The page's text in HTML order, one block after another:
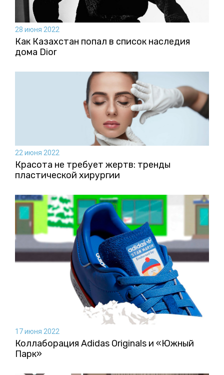
28 июня 2022
Как Казахстан попал в список наследия
дома Dior
22 июня 2022
Красота не требует жертв: тренды
пластической хирургии
17 июня 2022
Коллаборация Аdidas Originals и «Южный
Парк»